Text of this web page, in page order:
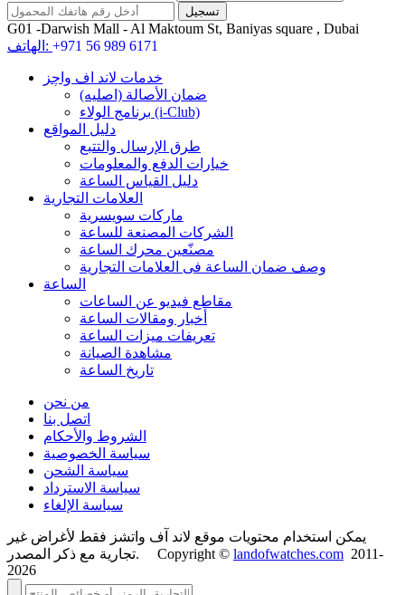
G01 -Darwish Mall - Al Maktoum St, Baniyas square , Dubai
الهاتف: +971 56 989 6171
خدمات لاند اف واچز
ضمان الأصالة (اصلیه)
برنامج الولاء (i-Club)
دليل المواقع
طرق الإرسال والتتبع
خيارات الدفع والمعلومات
دليل القياس الساعة
العلامات التجارية
ماركات سويسرية
الشركات المصنعة للساعة
مصنّعين محرك الساعة
وصف ضمان الساعة فی العلامات التجارية
الساعة
مقاطع فيديو عن الساعات
أخبار ومقالات الساعة
تعريفات ميزات الساعة
مشاهدة الصيانة
تاريخ الساعة
من نحن
اتصل بنا
الشروط والأحكام
سياسة الخصوصية
سياسة الشحن
سياسة الاسترداد
سياسة الإلغاء
يمكن استخدام محتويات موقع لاند آف واتشز فقط لأغراض غير
تجارية مع ذكر المصدر. Copyright © landofwatches.com 2011-
2026